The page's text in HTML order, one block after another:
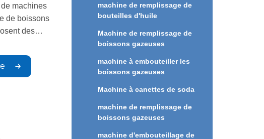
machine de remplissage de
bouteilles d'huile
Machine de remplissage de
boissons gazeuses
machine à embouteiller les
boissons gazeuses
Machine à canettes de soda
machine de remplissage de
boissons gazeuses
machine d'embouteillage de
machines
de boissons
des
la
échelle.
et